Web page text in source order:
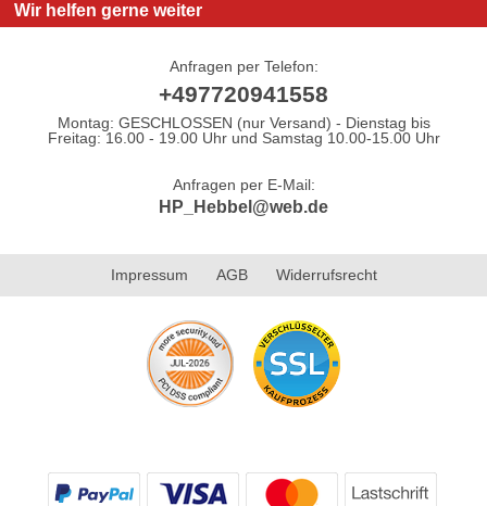
Wir helfen gerne weiter
Anfragen per Telefon:
+497720941558
Montag: GESCHLOSSEN (nur Versand) - Dienstag bis
Freitag: 16.00 - 19.00 Uhr und Samstag 10.00-15.00 Uhr
Anfragen per E-Mail:
HP_Hebbel@web.de
Impressum AGB Widerrufsrecht